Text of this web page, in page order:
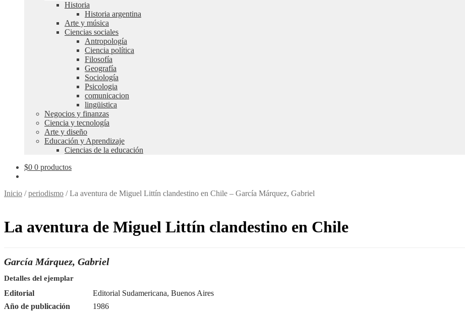
Historia
Historia argentina
Arte y música
Ciencias sociales
Antropología
Ciencia política
Filosofía
Geografía
Sociología
Psicologia
comunicacion
lingüistica
Negocios y finanzas
Ciencia y tecnología
Arte y diseño
Educación y Aprendizaje
Ciencias de la educación
$0 0 productos
Inicio /periodismo /La aventura de Miguel Littín clandestino en Chile – García Márquez, Gabriel
La aventura de Miguel Littín clandestino en Chile
García Márquez, Gabriel
Detalles del ejemplar
Editorial
Editorial Sudamericana, Buenos Aires
Año de publicación
1986